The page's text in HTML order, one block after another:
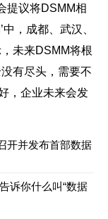
议将DSMM相
，成都、武汉、
未来DSMM将根
有尽头，需要不
，企业未来会发
开并发布首部数据
诉你什么叫“数据